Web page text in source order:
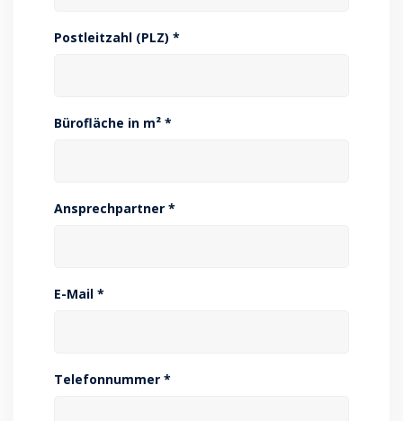
Postleitzahl (PLZ) *
Bürofläche in m² *
Ansprechpartner *
E-Mail *
Telefonnummer *